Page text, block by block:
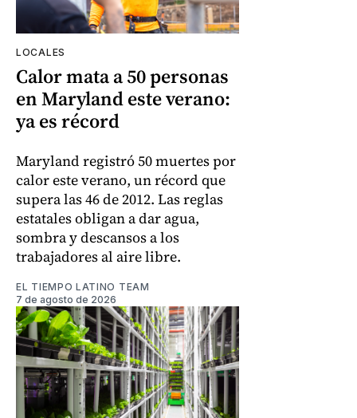
LOCALES
Calor mata a 50 personas
en Maryland este verano:
ya es récord
Maryland registró 50 muertes por
calor este verano, un récord que
supera las 46 de 2012. Las reglas
estatales obligan a dar agua,
sombra y descansos a los
trabajadores al aire libre.
EL TIEMPO LATINO TEAM
7 de agosto de 2026